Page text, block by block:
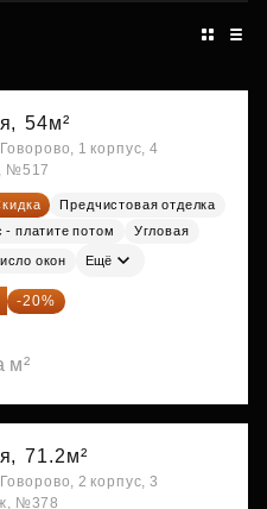
54м²
1 корпус, 4
№517
Предчистовая отделка
платите потом
Угловая
окон Ещё
-20%
м²
71.2м²
2 корпус, 3
№378